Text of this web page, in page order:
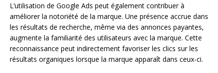
L’utilisation de Google Ads peut également contribuer à
améliorer la notoriété de la marque. Une présence accrue dans
les résultats de recherche, même via des annonces payantes,
augmente la familiarité des utilisateurs avec la marque. Cette
reconnaissance peut indirectement favoriser les clics sur les
résultats organiques lorsque la marque apparaît dans ceux-ci.